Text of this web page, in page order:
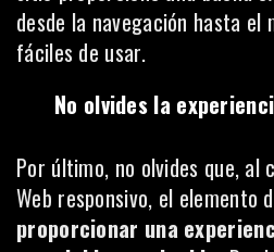
desde la navegación hasta el
fáciles de usar.
No olvides la
Por último, no olvides que, al
Web responsivo, el elemento
proporcionar una